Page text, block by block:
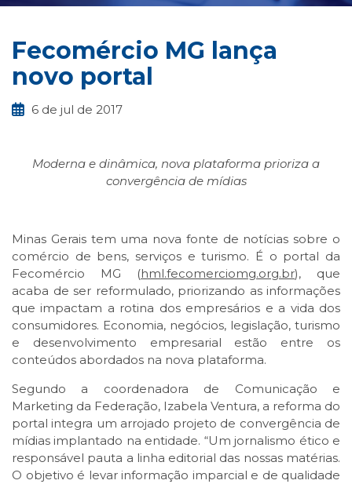
Fecomércio MG lança
novo portal
6 de jul de 2017
Moderna e dinâmica, nova plataforma prioriza a
convergência de mídias
Minas Gerais tem uma nova fonte de notícias sobre o
comércio de bens, serviços e turismo. É o portal da
Fecomércio MG (hml.fecomerciomg.org.br), que
acaba de ser reformulado, priorizando as informações
que impactam a rotina dos empresários e a vida dos
consumidores. Economia, negócios, legislação, turismo
e desenvolvimento empresarial estão entre os
conteúdos abordados na nova plataforma.
Segundo a coordenadora de Comunicação e
Marketing da Federação, Izabela Ventura, a reforma do
portal integra um arrojado projeto de convergência de
mídias implantado na entidade. “Um jornalismo ético e
responsável pauta a linha editorial das nossas matérias.
O objetivo é levar informação imparcial e de qualidade